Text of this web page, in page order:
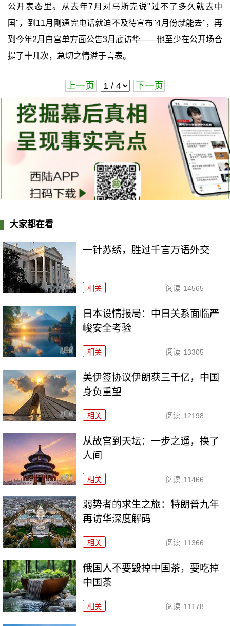
公开表态里。从去年7月对马斯克说"过不了多久就去中
国"，到11月刚通完电话就迫不及待宣布"4月份就能去"，再
到今年2月白宫单方面公告3月底访华——他至少在公开场合
提了十几次，急切之情溢于言表。
上一页 下一页
大家都在看
一针苏绣，胜过千言万语外交
相关 阅读 14565
日本设情报局：中日关系面临严
峻安全考验
相关 阅读 13305
美伊签协议伊朗获三千亿，中国
身负重望
相关 阅读 12198
从故宫到天坛：一步之遥，换了
人间
相关 阅读 11466
弱势者的求生之旅：特朗普九年
再访华深度解码
相关 阅读 11366
俄国人不要毁掉中国茶，要吃掉
中国茶
相关 阅读 11178